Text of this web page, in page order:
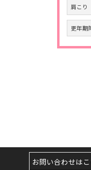
肩こり
更年期
お問い合わせはこ